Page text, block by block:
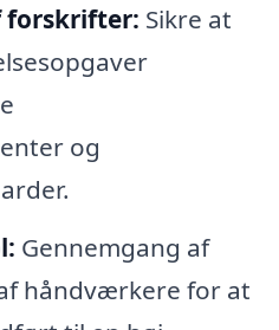
forskrifter: Sikre at
og
Gennemgang af
håndværkere for at